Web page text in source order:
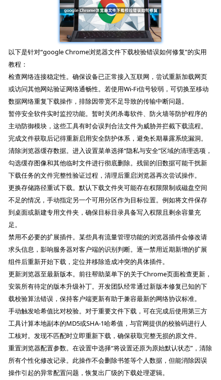
以下是针对“google Chrome浏览器文件下载校验错误如何修复”的实用
教程：
检查网络连接稳定性。确保设备已正常接入互联网，尝试重新加载网页
或访问其他网站验证网络通畅性。若使用Wi-Fi信号较弱，可切换至移动
数据网络重复下载操作，排除因带宽不足导致的传输中断问题。
暂停安全软件实时监控功能。暂时关闭杀毒软件、防火墙等防护程序的
主动防御模块，这些工具有时会误判合法文件为威胁并拦截下载流程。
完成文件获取后记得重新启用安全防护体系，避免长期暴露系统漏洞。
清除浏览器缓存数据。进入设置菜单选择“隐私与安全”区域的清理选项，
勾选缓存图像和其他临时文件进行彻底删除。残留的旧数据可能干扰新
下载任务的文件完整性验证过程，清理后重启浏览器再次尝试操作。
更换存储路径重试下载。默认下载文件夹可能存在权限限制或磁盘空间
不足的情况，手动指定另一个可用分区作为目标位置。例如将文件保存
到桌面或新建专用文件夹，确保目标目录具备写入权限且剩余容量充
足。
禁用不必要的扩展插件。某些具有流量管理功能的浏览器插件会修改请
求头信息，影响服务器对客户端的识别判断。逐一禁用近期新增的扩展
组件后重新开始下载，定位并移除造成冲突的具体插件。
更新浏览器至最新版本。前往帮助菜单下的关于Chrome页面检查更新，
安装所有待定的版本升级补丁。开发团队经常通过新版本修复已知的下
载校验算法错误，保持客户端更新有助于兼容最新的网络协议标准。
手动触发哈希值比对校验。对于重要文件下载，可在完成后使用第三方
工具计算本地副本的MD5或SHA-1哈希值，与官网提供的校验码进行人
工核对。发现不匹配时立即重新下载，确保获取完整无损的原文件。
重置浏览器配置参数。在设置中选择“将设置还原为原始默认状态”，清除
所有个性化修改记录。此操作不会删除书签等个人数据，但能消除因误
操作引起的异常配置问题，恢复出厂级的下载处理逻辑。